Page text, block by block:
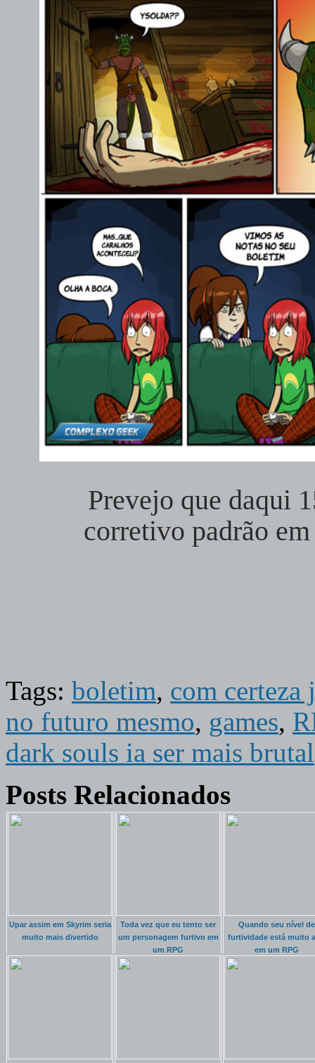
Prevejo que daqui
corretivo padrão
Tags: boletim, com certeza
no futuro mesmo, games,
dark souls ia ser mais brutal
Posts Relacionados
Upar assim em Skyrim seria
muito mais divertido
Toda vez que eu tento ser
um personagem furtivo em
um RPG
Quando seu nível de
furtividade está muito
em um RPG